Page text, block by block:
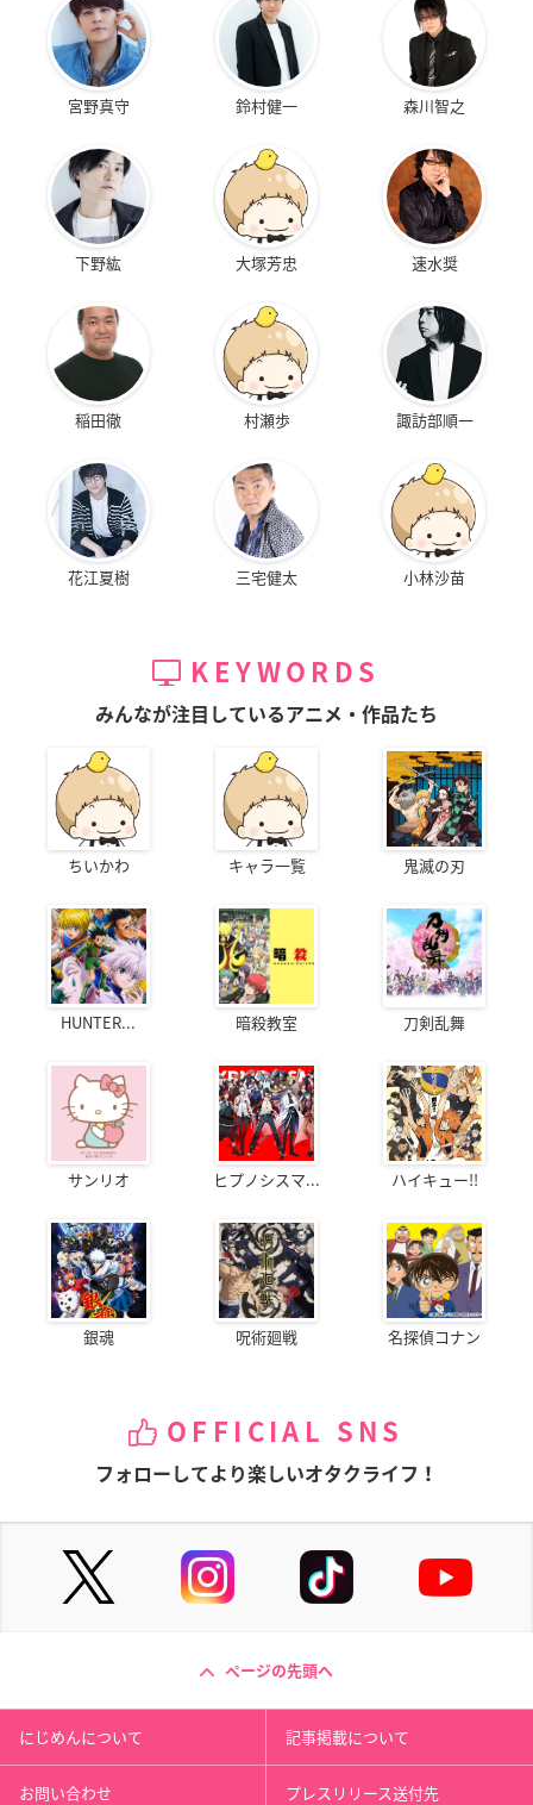
宮野真守 鈴村健一 森川智之
下野紘 大塚芳忠 速水奨
稲田徹 村瀬歩 諏訪部順一
花江夏樹 三宅健太 小林沙苗
KEYWORDS
みんなが注目しているアニメ・作品たち
ちいかわ キャラ一覧 鬼滅の刃
HUNTER... 暗殺教室 刀剣乱舞
サンリオ ヒプノシスマ... ハイキュー!!
銀魂 呪術廻戦 名探偵コナン
OFFICIAL SNS
フォローしてより楽しいオタクライフ！
ページの先頭へ
にじめんについて 記事掲載について
お問い合わせ プレスリリース送付先